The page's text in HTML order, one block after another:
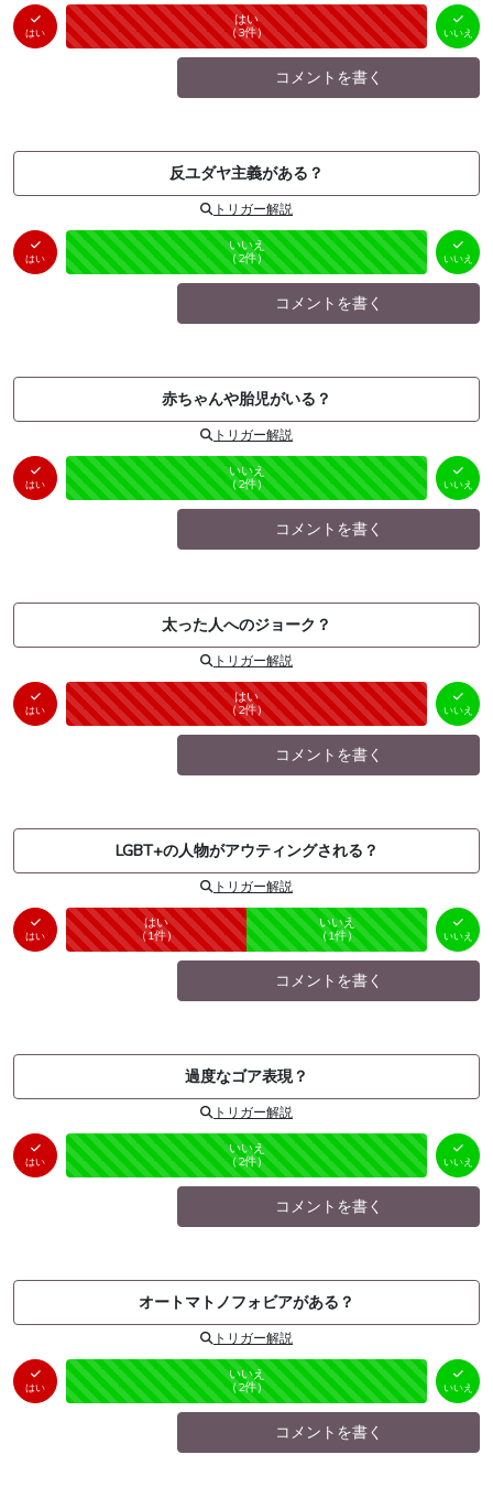
はい
はい
（3件） 未投票
いいえ
（ 0件）
いいえ
コメントを書く
反ユダヤ主義がある？
トリガー解説
はい
はい
（0件）
未投票
いいえ
（2件） いいえ
コメントを書く
赤ちゃんや胎児がいる？
トリガー解説
はい
はい
（0件）
未投票
いいえ
（2件） いいえ
コメントを書く
太った人へのジョーク？
トリガー解説
はい
はい
（2件） 未投票
いいえ
（ 0件）
いいえ
コメントを書く
LGBT+の人物がアウティングされる？
トリガー解説
はい
はい
（1件） 未投票
いいえ
（1件） いいえ
コメントを書く
過度なゴア表現？
トリガー解説
はい
はい
（0件）
未投票
いいえ
（2件） いいえ
コメントを書く
オートマトノフォビアがある？
トリガー解説
はい
はい
（0件）
未投票
いいえ
（2件） いいえ
コメントを書く